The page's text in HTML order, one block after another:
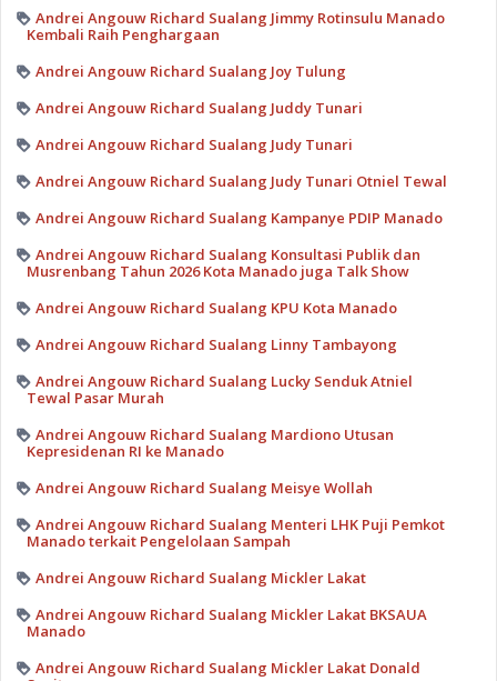
Andrei Angouw Richard Sualang Jimmy Rotinsulu Manado
Kembali Raih Penghargaan
Andrei Angouw Richard Sualang Joy Tulung
Andrei Angouw Richard Sualang Juddy Tunari
Andrei Angouw Richard Sualang Judy Tunari
Andrei Angouw Richard Sualang Judy Tunari Otniel Tewal
Andrei Angouw Richard Sualang Kampanye PDIP Manado
Andrei Angouw Richard Sualang Konsultasi Publik dan
Musrenbang Tahun 2026 Kota Manado juga Talk Show
Andrei Angouw Richard Sualang KPU Kota Manado
Andrei Angouw Richard Sualang Linny Tambayong
Andrei Angouw Richard Sualang Lucky Senduk Atniel
Tewal Pasar Murah
Andrei Angouw Richard Sualang Mardiono Utusan
Kepresidenan RI ke Manado
Andrei Angouw Richard Sualang Meisye Wollah
Andrei Angouw Richard Sualang Menteri LHK Puji Pemkot
Manado terkait Pengelolaan Sampah
Andrei Angouw Richard Sualang Mickler Lakat
Andrei Angouw Richard Sualang Mickler Lakat BKSAUA
Manado
Andrei Angouw Richard Sualang Mickler Lakat Donald